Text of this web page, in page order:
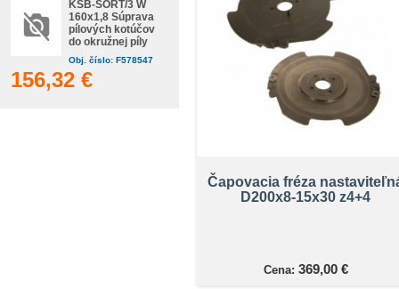
KSB-SORT/3 W
160x1,8 Súprava
pílových kotúčov
do okružnej píly
Obj. číslo: F578547
156,32 €
Čapovacia fréza
D200x8-15x30 z4+4
Cena: 369,00 €